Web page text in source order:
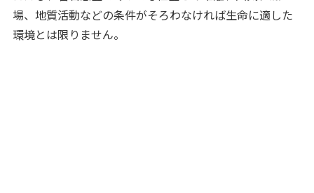
場、地質活動などの条件がそろわなければ生命に適した
環境とは限りません。